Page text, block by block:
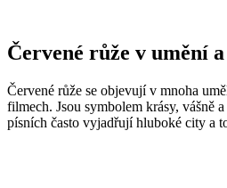
Červené růže v umění
Červené růže se objevují v mnoha
filmech. Jsou symbolem krásy, vášně
písních často vyjadřují hluboké city a